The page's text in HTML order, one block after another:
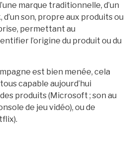
marque traditionnelle, d’un
d’un son, propre aux produits ou
permettant au
l’origine du produit ou du
est bien menée, cela
capable aujourd’hui
produits (Microsoft ; son au
de jeu vidéo), ou de